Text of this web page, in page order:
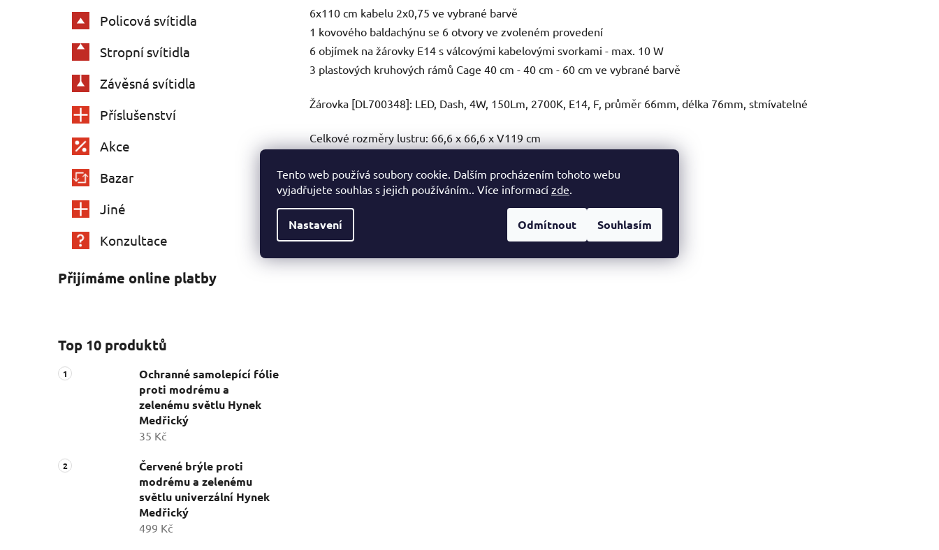
Tento web používá soubory cookie. Dalším procházením tohoto webu
vyjadřujete souhlas s jejich používáním.. Více informací zde
Nastavení Odmítnout Souhlasím
Policová svítidla
Stropní svítidla
Závěsná svítidla
Příslušenství
Akce
Bazar
Jiné
Konzultace
Přijímáme online platby
Top 10 produktů
Ochranné samolepící fólie
proti modrému a
zelenému světlu Hynek
Medřický
35 Kč
Červené brýle proti
modrému a zelenému
světlu univerzální Hynek
Medřický
499 Kč
6x110 cm kabelu 2x0,75 ve vybrané barvě
1 kovového baldachýnu se 6 otvory ve zvoleném provedení
6 objímek na žárovky E14 s válcovými kabelovými svorkami - max. 10 W
3 plastových kruhových rámů Cage 40 cm - 40 cm - 60 cm ve vybrané barvě
Žárovka [DL700348]: LED, Dash, 4W, 150Lm, 2700K, E14, F, průměr 66mm, délka 76mm, stmívatelné
Celkové rozměry lustru: 66,6 x 66,6 x V119 cm